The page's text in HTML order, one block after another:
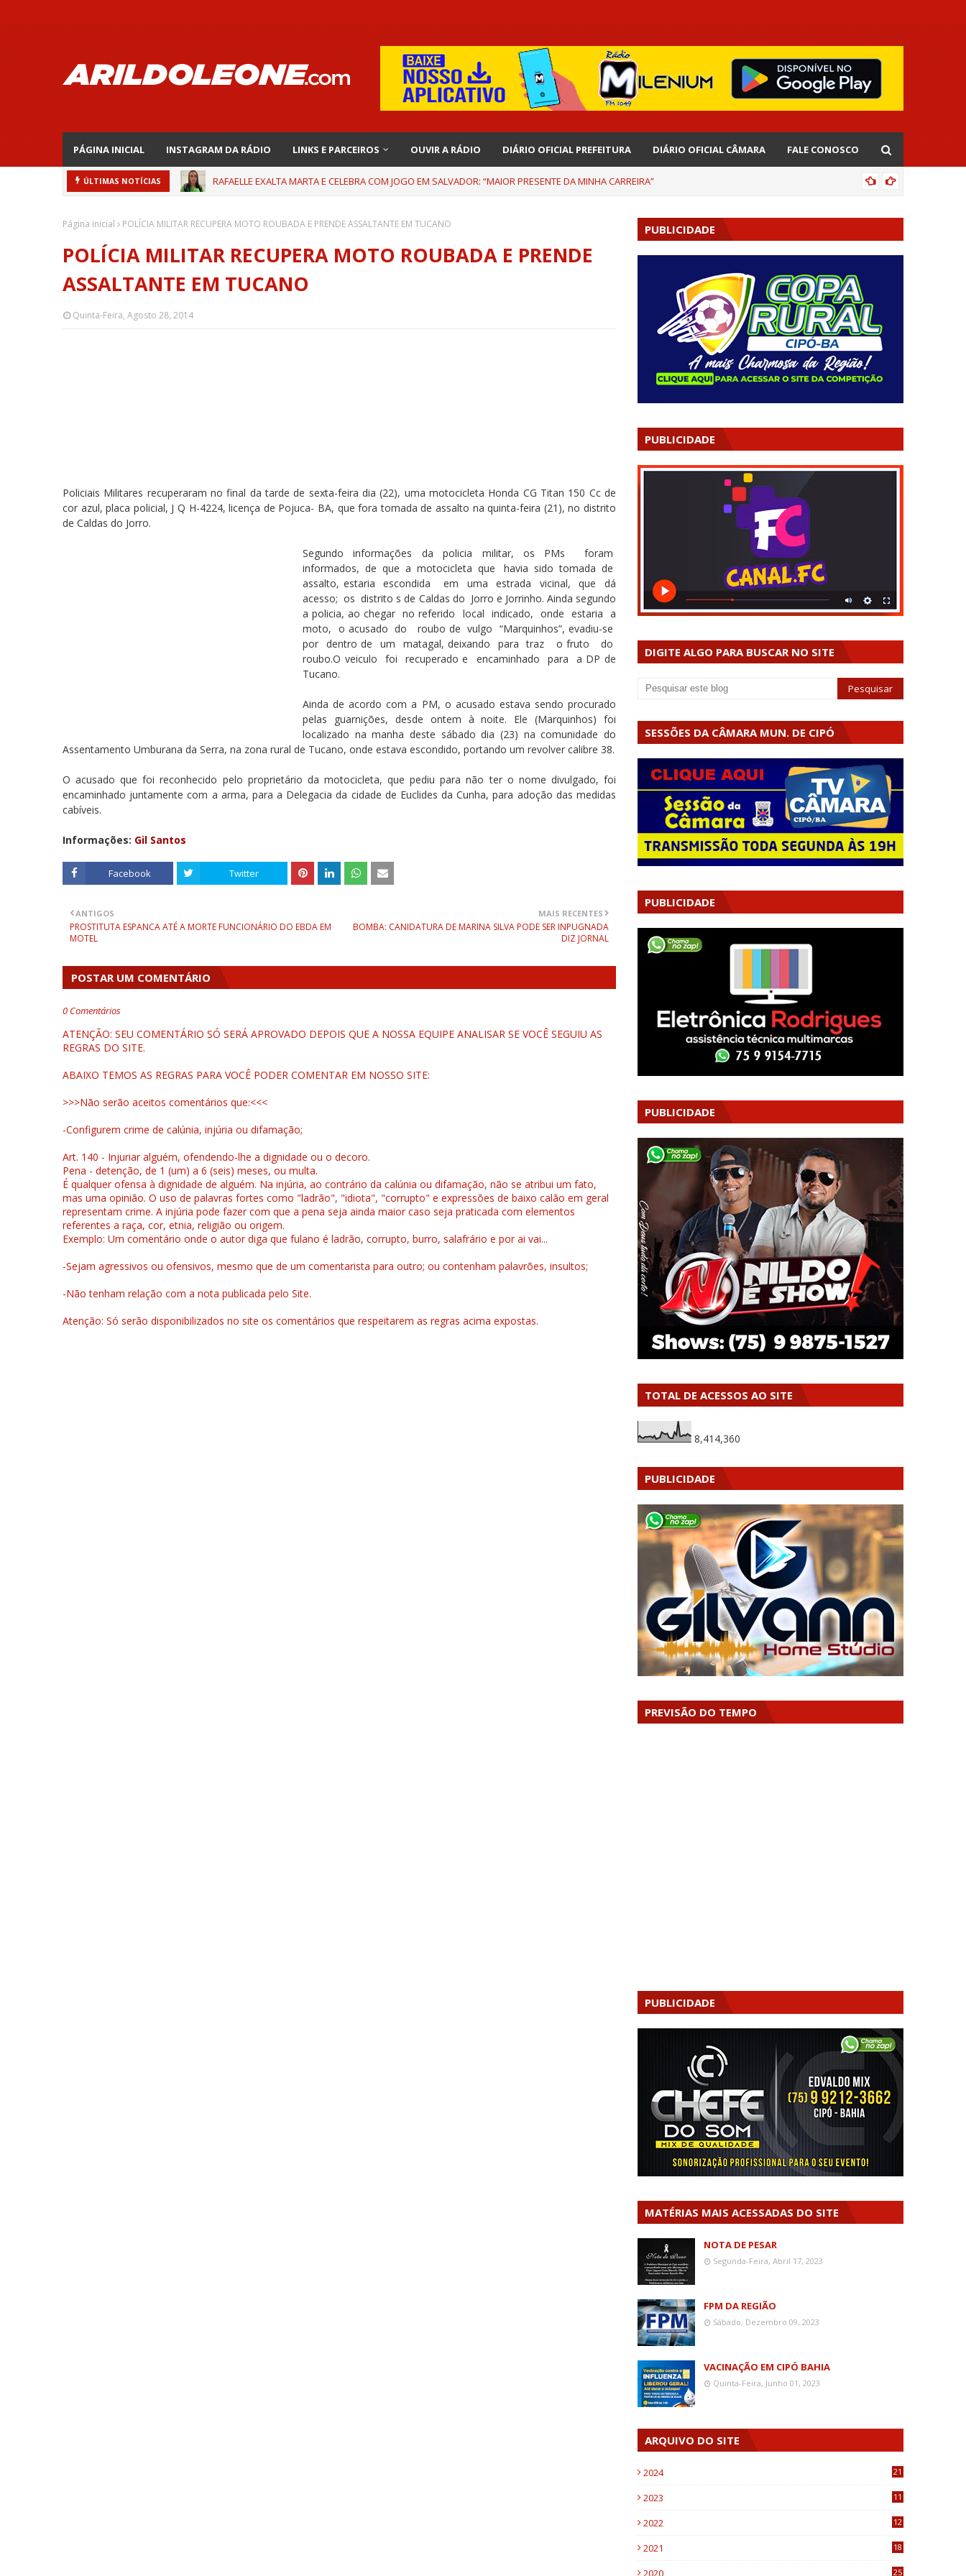
PÁGINA INICIAL INSTAGRAM DA RÁDIO LINKS E PARCEIROS OUVIR A RÁDIO DIÁRIO OFICIAL PREFEITURA DIÁRIO OFICIAL CÂMARA FALE CONOSCO
ÚLTIMAS NOTÍCIAS RAFAELLE EXALTA MARTA E CELEBRA COM JOGO EM SALVADOR: “MAIOR PRESENTE DA MINHA CARREIRA”
Página inicial POLÍCIA MILITAR RECUPERA MOTO ROUBADA E PRENDE ASSALTANTE EM TUCANO
POLÍCIA MILITAR RECUPERA MOTO ROUBADA E PRENDE
ASSALTANTE EM TUCANO
Quinta-Feira, Agosto 28, 2014
Policiais Militares recuperaram no final da tarde de sexta-feira dia (22), uma motocicleta Honda CG Titan 150 Cc de
cor azul, placa policial, J Q H-4224, licença de Pojuca- BA, que fora tomada de assalto na quinta-feira (21), no distrito
de Caldas do Jorro.
Segundo informações da policia militar, os PMs foram
informados, de que a motocicleta que havia sido tomada de
assalto, estaria escondida em uma estrada vicinal, que dá
acesso; os distrito s de Caldas do Jorro e Jorrinho. Ainda segundo
a policia, ao chegar no referido local indicado, onde estaria a
moto, o acusado do roubo de vulgo “Marquinhos”, evadiu-se
por dentro de um matagal, deixando para traz o fruto do
roubo.O veiculo foi recuperado e encaminhado para a DP de
Tucano.
Ainda de acordo com a PM, o acusado estava sendo procurado
pelas guarnições, desde ontem à noite. Ele (Marquinhos) foi
localizado na manha deste sábado dia (23) na comunidade do
Assentamento Umburana da Serra, na zona rural de Tucano, onde estava escondido, portando um revolver calibre 38.
O acusado que foi reconhecido pelo proprietário da motocicleta, que pediu para não ter o nome divulgado, foi
encaminhado juntamente com a arma, para a Delegacia da cidade de Euclides da Cunha, para adoção das medidas
cabíveis.
Informações: Gil Santos
Facebook Twitter
MAIS RECENTES
BOMBA: CANIDATURA DE MARINA SILVA PODE SER INPUGNADA
DIZ JORNAL
ANTIGOS
PROSTITUTA ESPANCA ATÉ A MORTE FUNCIONÁRIO DO EBDA EM
MOTEL
POSTAR UM COMENTÁRIO
0 Comentários
ATENÇÃO: SEU COMENTÁRIO SÓ SERÁ APROVADO DEPOIS QUE A NOSSA EQUIPE ANALISAR SE VOCÊ SEGUIU AS
REGRAS DO SITE.
ABAIXO TEMOS AS REGRAS PARA VOCÊ PODER COMENTAR EM NOSSO SITE:
>>>Não serão aceitos comentários que:<<<
-Configurem crime de calúnia, injúria ou difamação;
Art. 140 - Injuriar alguém, ofendendo-lhe a dignidade ou o decoro.
Pena - detenção, de 1 (um) a 6 (seis) meses, ou multa.
É qualquer ofensa à dignidade de alguém. Na injúria, ao contrário da calúnia ou difamação, não se atribui um fato,
mas uma opinião. O uso de palavras fortes como "ladrão", "idiota", "corrupto" e expressões de baixo calão em geral
representam crime. A injúria pode fazer com que a pena seja ainda maior caso seja praticada com elementos
referentes a raça, cor, etnia, religião ou origem.
Exemplo: Um comentário onde o autor diga que fulano é ladrão, corrupto, burro, salafrário e por ai vai...
-Sejam agressivos ou ofensivos, mesmo que de um comentarista para outro; ou contenham palavrões, insultos;
-Não tenham relação com a nota publicada pelo Site.
Atenção: Só serão disponibilizados no site os comentários que respeitarem as regras acima expostas.
PUBLICIDADE
PUBLICIDADE
DIGITE ALGO PARA BUSCAR NO SITE
SESSÕES DA CÂMARA MUN. DE CIPÓ
PUBLICIDADE
PUBLICIDADE
TOTAL DE ACESSOS AO SITE
8,414,360
PUBLICIDADE
PREVISÃO DO TEMPO
PUBLICIDADE
MATÉRIAS MAIS ACESSADAS DO SITE
NOTA DE PESAR
Segunda-Feira, Abril 17, 2023
FPM DA REGIÃO
Sábado, Dezembro 09, 2023
VACINAÇÃO EM CIPÓ BAHIA
Quinta-Feira, Junho 01, 2023
ARQUIVO DO SITE
2024 21
2023
11
2022
12
2021
18
2020 25